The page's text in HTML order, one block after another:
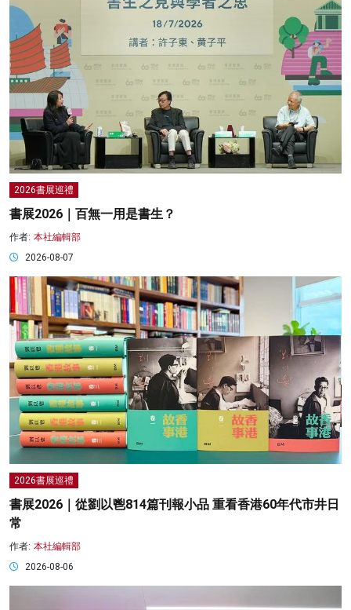
2026書展巡禮
書展2026｜百無一用是書生？
作者: 本社編輯部
2026-08-07
2026書展巡禮
書展2026｜從劉以鬯814篇刊報小品 重看香港60年代市井日
常
作者: 本社編輯部
2026-08-06